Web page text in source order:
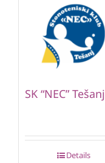
SK “NEC” Tešanj
Details